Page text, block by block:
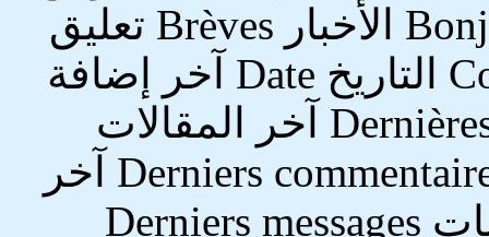
أخرى Autres sites أهلاً وسهلاً Bonjour الأخبار Brèves تعليق
على هذا الموقع Commenter ce site التاريخ Date آخر إضافة
Dernier ajout آخر الأخبار Dernières brèves آخر المقالات
Derniers articles آخر التعليقات Derniers commentaires آخر
المشاركات المنشورة في المنتديات Derniers messages